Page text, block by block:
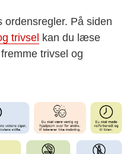
ordensregler. På siden
trivsel kan du læse
trivsel og